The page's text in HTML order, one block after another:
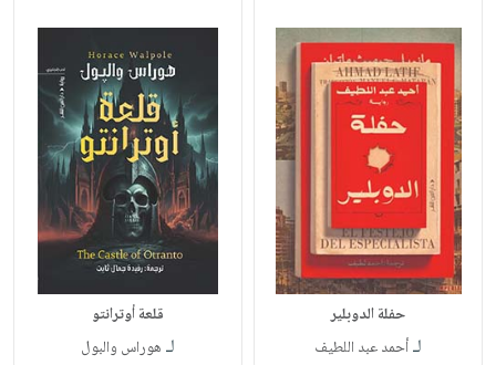
حفلة الدوبلير
لـأحمد عبد اللطيف
قلعة أوترانتو
لـ هوراس والبول